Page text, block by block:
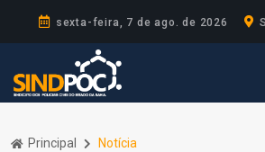
sexta-feira, 7 de ago. de 2026
Principal Notícia